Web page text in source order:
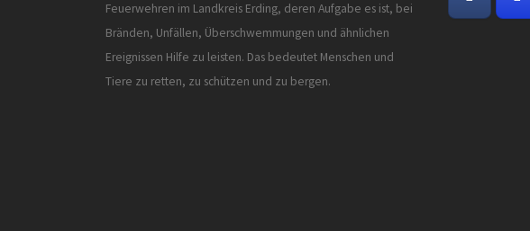
Feuerwehren im Landkreis Erding, deren Aufgabe es ist, bei
Bränden, Unfällen, Überschwemmungen und ähnlichen
Ereignissen Hilfe zu leisten. Das bedeutet Menschen und
Tiere zu retten, zu schützen und zu bergen.